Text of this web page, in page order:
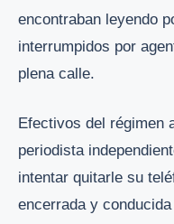
encontraban leyendo
interrumpidos por
plena calle.
Efectivos del régimen
periodista
intentar quitarle su
encerrada y